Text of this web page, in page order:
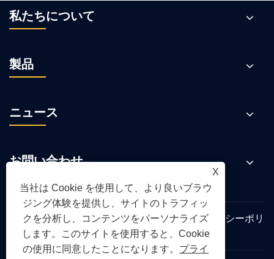
私たちについて
製品
ニュース
お問い合わせ
Links Sitemap RSS XML
プライバシーポリ
シー
X
当社は Cookie を使用して、より良いブラウ
ジング体験を提供し、サイトのトラフィッ
クを分析し、コンテンツをパーソナライズ
します。このサイトを使用すると、Cookie
の使用に同意したことになります。 プライ